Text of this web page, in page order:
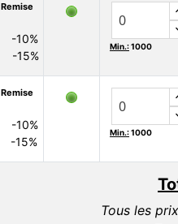
Remise
-10%
-15%
Min.:1000
Remise
-10%
-15%
Min.:1000
Tous les